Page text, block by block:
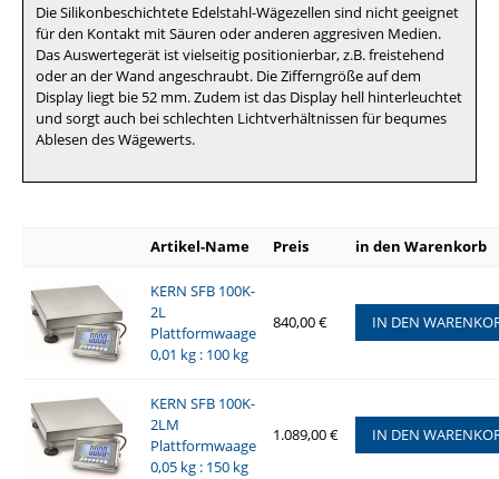
Die Silikonbeschichtete Edelstahl-Wägezellen sind nicht geeignet
für den Kontakt mit Säuren oder anderen aggresiven Medien.
Das Auswertegerät ist vielseitig positionierbar, z.B. freistehend
oder an der Wand angeschraubt. Die Zifferngröße auf dem
Display liegt bie 52 mm. Zudem ist das Display hell hinterleuchtet
und sorgt auch bei schlechten Lichtverhältnissen für bequmes
Ablesen des Wägewerts.
Artikel-Name Preis in den Warenkorb
KERN SFB 100K-
2L
Plattformwaage
0,01 kg : 100 kg
840,00 € IN DEN
KERN SFB 100K-
2LM
Plattformwaage
0,05 kg : 150 kg
1.089,00 € IN DEN